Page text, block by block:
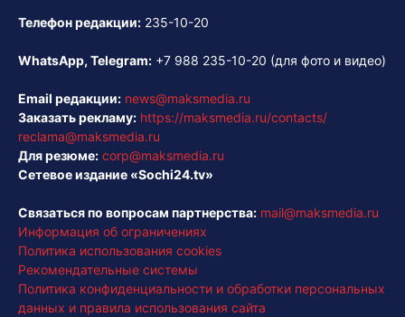
Телефон редакции: 235-10-20
WhatsApp, Telegram: +7 988 235-10-20 (для фото и видео)
Email редакции: news@maksmedia.ru
Заказать рекламу: https://maksmedia.ru/contacts/
reclama@maksmedia.ru
Для резюме: corp@maksmedia.ru
Сетевое издание «Sochi24.tv»
Связаться по вопросам партнерства: mail@maksmedia.ru
Информация об ограничениях
Политика использования cookies
Рекомендательные системы
Политика конфиденциальности и обработки персональных
данных и правила использования сайта